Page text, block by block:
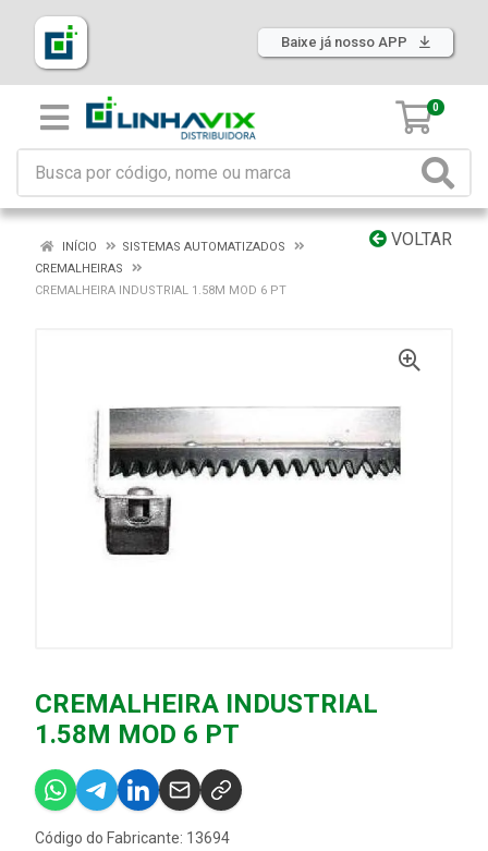
Baixe já nosso APP
0
VOLTAR
INÍCIO
SISTEMAS AUTOMATIZADOS
CREMALHEIRAS
CREMALHEIRA INDUSTRIAL 1.58M MOD 6 PT
CREMALHEIRA INDUSTRIAL
1.58M MOD 6 PT
Código do Fabricante: 13694